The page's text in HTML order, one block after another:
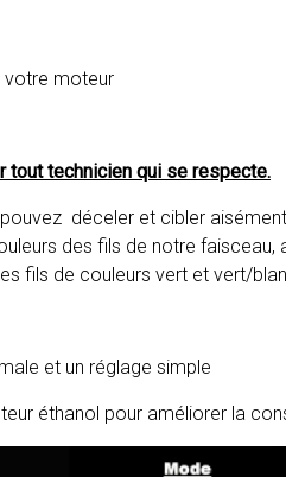
votre moteur
tout technicien qui se respecte.
déceler et cibler
des fils de notre
fils de couleurs vert et vert/
et un réglage simple
éthanol pour améliorer la